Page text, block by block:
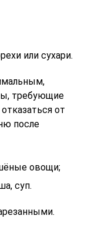
или сухари.
требующие
от
после
овощи;
суп.